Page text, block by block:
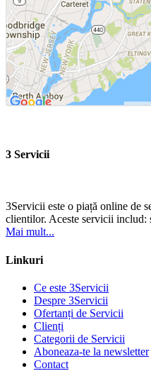
3 Servicii
3Servicii este o piață online de
clientilor. Aceste servicii includ:
Mai mult...
Linkuri
Ce este 3Servicii
Despre 3Servicii
Ofertanți de Servicii
Clienți
Categorii de Servicii
Aboneaza-te la newsletter
Contact